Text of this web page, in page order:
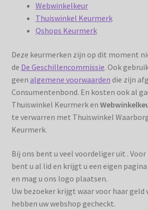
Webwinkelkeur
Thuiswinkel Keurmerk
Qshops Keurmerk
Deze keurmerken zijn op dit moment
de De Geschillencommissie. Ook
geen algemene voorwaarden die zijn
Consumentenbond. En kosten ook al
Thuiswinkel Keurmerk en
te verwarren met Thuiswinkel
Keurmerk.
Bij ons bent u veel voordeliger uit .
bent u al lid en krijgt u een eigen
en mag u ons logo plaatsen.
Uw bezoeker krijgt waar voor haar geld
hebben uw webshop gecheckt.